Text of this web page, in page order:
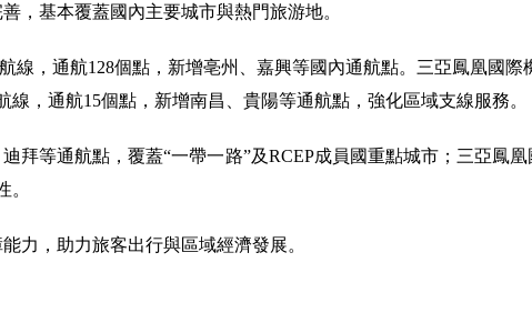
基本覆蓋國內主要城市與熱門旅游地。
，通航128個點，新增亳州、嘉興等國內通航點。三亞鳳凰國際
，通航15個點，新增南昌、貴陽等通航點，強化區域支線服務。
等通航點，覆蓋“一帶一路”及RCEP成員國重點城市；三亞鳳
。
，助力旅客出行與區域經濟發展。